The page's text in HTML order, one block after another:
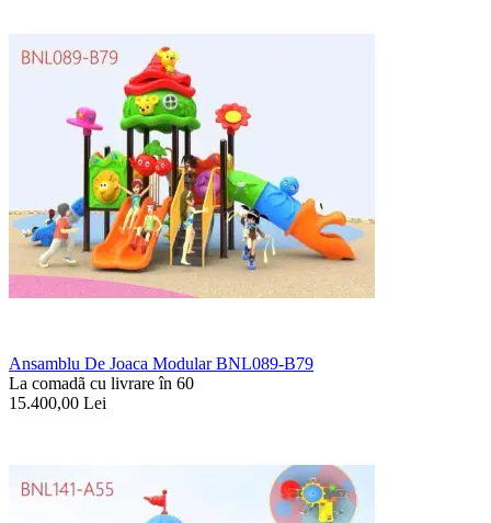
Ansamblu De Joaca Modular BNL089-B79
La comadã cu livrare în 60
15.400,00 Lei